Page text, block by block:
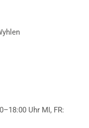
Uhr MI, FR: